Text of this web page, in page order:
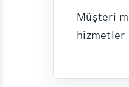
Müşteri
hizmetler